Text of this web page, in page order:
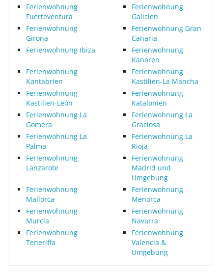
Ferienwohnung
Fuerteventura
Ferienwohnung
Galicien
Ferienwohnung
Girona
Ferienwohnung Gran
Canaria
Ferienwohnung Ibiza
Ferienwohnung
Kanaren
Ferienwohnung
Kantabrien
Ferienwohnung
Kastilien-La Mancha
Ferienwohnung
Kastilien-León
Ferienwohnung
Katalonien
Ferienwohnung La
Gomera
Ferienwohnung La
Graciosa
Ferienwohnung La
Palma
Ferienwohnung La
Rioja
Ferienwohnung
Lanzarote
Ferienwohnung
Madrid und
Umgebung
Ferienwohnung
Mallorca
Ferienwohnung
Menorca
Ferienwohnung
Murcia
Ferienwohnung
Navarra
Ferienwohnung
Teneriffa
Ferienwohnung
Valencia &
Umgebung